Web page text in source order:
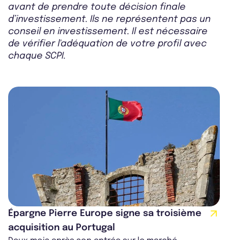
avant de prendre toute décision finale
d’investissement. Ils ne représentent pas un
conseil en investissement. Il est nécessaire
de vérifier l'adéquation de votre profil avec
chaque SCPI.
Épargne Pierre Europe signe sa troisième
acquisition au Portugal